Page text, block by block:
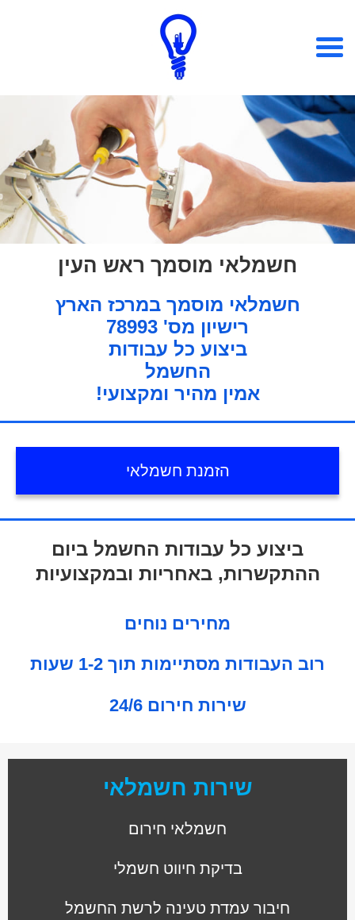
חשמלאי מוסמך ראש העין
חשמלאי מוסמך במרכז הארץ
רישיון מס' 78993
ביצוע כל עבודות
החשמל
!אמין מהיר ומקצועי
הזמנת חשמלאי
ביצוע כל עבודות החשמל ביום
ההתקשרות, באחריות ובמקצועיות
מחירים נוחים
רוב העבודות מסתיימות תוך 1-2 שעות
24/6 שירות חירום
שירות חשמלאי
חשמלאי חירום
בדיקת חיווט חשמלי
חיבור עמדת טעינה לרשת החשמל